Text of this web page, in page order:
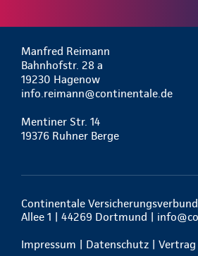
Manfred Reimann
Bahnhofstr. 28 a
19230 Hagenow
info.reimann@continentale.de
Mentiner Str. 14
19376 Ruhner Berge
Continentale
Allee 1 | 44269 Dortmund |
Impressum Datenschutz